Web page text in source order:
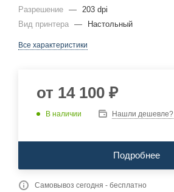
Разрешение — 203 dpi
Вид принтера — Настольный
Все характеристики
от 14 100 ₽
В наличии Нашли дешевле?
Подробнее
Самовывоз сегодня - бесплатно